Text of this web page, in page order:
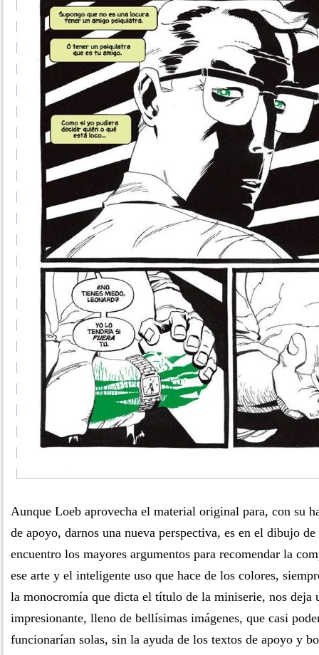
Aunque Loeb aprovecha el material original para, con su
de apoyo, darnos una nueva perspectiva, es en el dibujo
encuentro los mayores argumentos para recomendar la
ese arte y el inteligente uso que hace de los colores,
la monocromía que dicta el título de la miniserie, nos deja
impresionante, lleno de bellísimas imágenes, que casi
funcionarían solas, sin la ayuda de los textos de apoyo y